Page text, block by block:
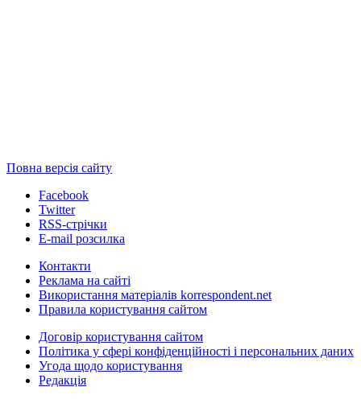
Повна версія сайту
Facebook
Twitter
RSS-стрічки
E-mail розсилка
Контакти
Реклама на сайті
Використання матеріалів korrespondent.net
Правила користування сайтом
Договір користування сайтом
Політика у сфері конфіденційності і персональних даних
Угода щодо користування
Редакція